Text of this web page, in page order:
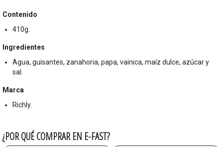
Contenido
410g.
Ingredientes
Agua, guisantes, zanahoria, papa, vainica, maíz dulce, azúcar y
sal.
Marca
Richly.
¿POR QUÉ COMPRAR EN E-FAST?